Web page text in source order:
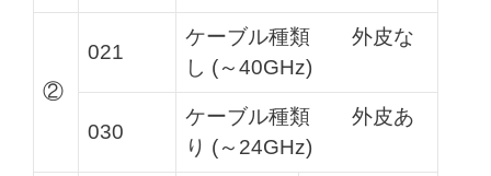
②
021
ケーブル種類 外皮な
し (～40GHz)
030
ケーブル種類 外皮あ
り (～24GHz)